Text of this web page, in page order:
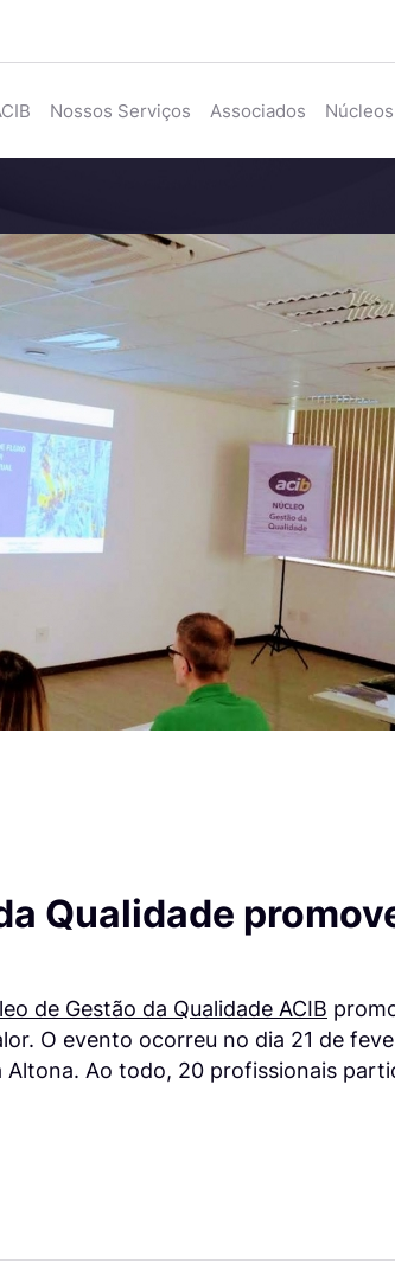
Nossos Serviços Associados Núcleos
Qualidade
de Gestão da Qualidade ACIB
O evento ocorreu no dia 21 de
Altona. Ao todo, 20 profissionais